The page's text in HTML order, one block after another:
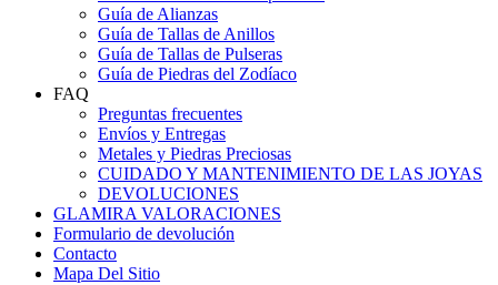
Guía de Alianzas
Guía de Tallas de Anillos
Guía de Tallas de Pulseras
Guía de Piedras del Zodíaco
FAQ
Preguntas frecuentes
Envíos y Entregas
Metales y Piedras Preciosas
CUIDADO Y MANTENIMIENTO DE LAS JOYAS
DEVOLUCIONES
GLAMIRA VALORACIONES
Formulario de devolución
Contacto
Mapa Del Sitio